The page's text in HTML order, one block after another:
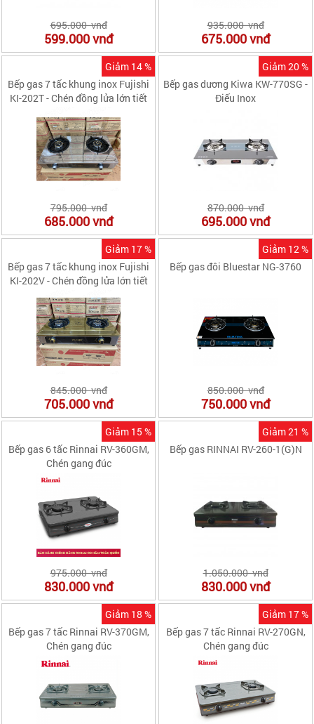
695.000 vnđ
599.000vnđ
935.000 vnđ
675.000vnđ
Bếp gas 7 tấc khung inox Fujishi
KI-202T - Chén đồng lửa lớn tiết
795.000 vnđ
685.000vnđ
Giảm 14 %
Bếp gas dương Kiwa KW-770SG -
Điếu Inox
870.000 vnđ
695.000vnđ
Giảm 20 %
Bếp gas 7 tấc khung inox Fujishi
KI-202V - Chén đồng lửa lớn tiết
kiệm gas
845.000 vnđ
705.000vnđ
Giảm 17 %
Bếp gas đôi Bluestar NG-3760
850.000 vnđ
750.000vnđ
Giảm 12 %
Bếp gas 6 tấc Rinnai RV-360GM,
Chén gang đúc
975.000 vnđ
830.000vnđ
Giảm 15 %
Bếp gas RINNAI RV-260-1(G)N
1.050.000 vnđ
830.000vnđ
Giảm 21 %
Bếp gas 7 tấc Rinnai RV-370GM,
Chén gang đúc
Giảm 18 %
Bếp gas 7 tấc Rinnai RV-270GN,
Chén gang đúc
Giảm 17 %